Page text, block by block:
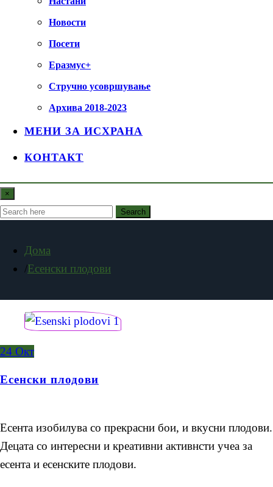
Новости
Посети
Еразмус+
Стручно усовршување
Архива 2018-2023
МЕНИ ЗА ИСХРАНА
КОНТАКТ
×
Search
Дома
Есенски плодови
24 Окт
Есенски плодови
Есента изобилува со прекрасни бои, и вкусни плодови.
Децата со интересни и креативни активнсти учеа за
есента и есенските плодови.